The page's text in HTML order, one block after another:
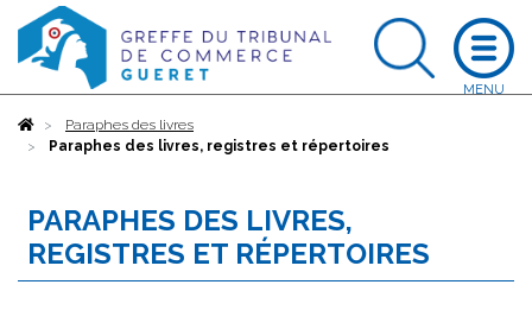
AccueilParaphes des livres
Paraphes des livres, registres et répertoires
PARAPHES DES LIVRES,
REGISTRES ET RÉPERTOIRES